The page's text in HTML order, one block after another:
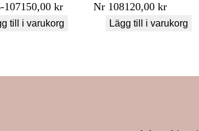
107150,00 kr
till i varukorg
Nr 108120,00kr
Lägg till i varukorg